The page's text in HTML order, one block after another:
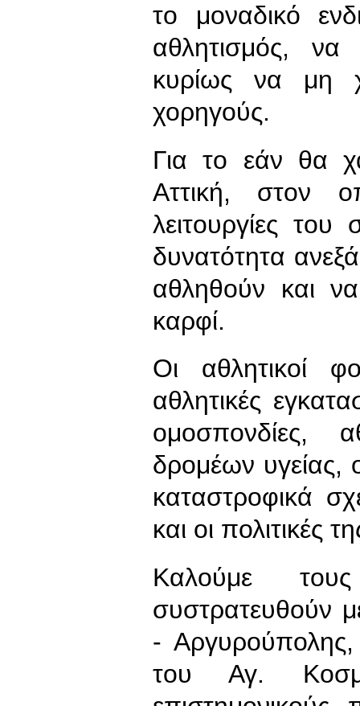
το μοναδικό
αθλητισμός, να
κυρίως να μη
χορηγούς.
Για το εάν θα
Αττική, στον
λειτουργίες
δυνατότητα
αθληθούν και
καρφί.
Οι αθλητικοί
αθλητικές
ομοσπονδίες,
δρομέων υγείας,
καταστροφικά
και οι πολιτικές
Καλούμε
συστρατευθούν
-
του Αγ.